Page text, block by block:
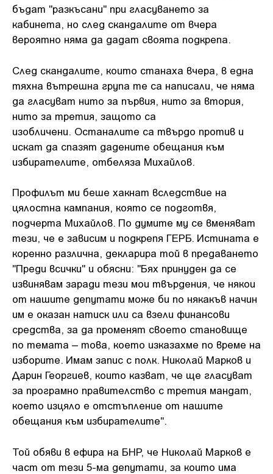
бъдат "разкъсани" при гласуването за
кабинета, но след скандалите от вчера
вероятно няма да дадат своята подкрепа.
След скандалите, които станаха вчера, в една
тяхна вътрешна група те са написали, че няма
да гласуват нито за първия, нито за втория,
нито за третия, защото са
изобличени. Останалите са твърдо против и
искат да спазят дадените обещания към
избирателите, отбеляза Михайлов.
Профилът ми беше хакнат вследствие на
цялостна кампания, която се подготвя,
подчерта Михайлов. По думите му се вменяват
тези, че е зависим и подкрепя ГЕРБ. Истината е
коренно различна, декларира той в предаването
"Преди всички" и обясни: "Бях принуден да се
извинявам заради тези мои твърдения, че някои
от нашите депутати може би по някакъв начин
им е оказан натиск или са взели финансови
средства, за да променят своето становище
по темата – това, което изказахме по време на
изборите. Имам запис с полк. Николай Марков и
Дарин Георгиев, които казват, че ще гласуват
за програмно правителство с третия мандат,
което изцяло е отстъпление от нашите
обещания към избирателите".
Той обяви в ефира на БНР, че Николай Марков е
част от тези 5-ма депутати, за които има